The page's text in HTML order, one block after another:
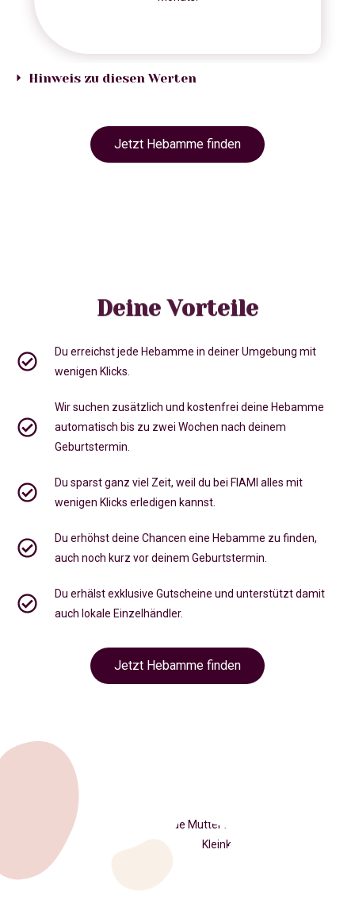
Hinweis zu diesen Werten
Jetzt Hebamme finden
Deine Vorteile
Du erreichst jede Hebamme in deiner Umgebung mit
wenigen Klicks.
Wir suchen zusätzlich und kostenfrei deine Hebamme
automatisch bis zu zwei Wochen nach deinem
Geburtstermin.
Du sparst ganz viel Zeit, weil du bei FIAMI alles mit
wenigen Klicks erledigen kannst.
Du erhöhst deine Chancen eine Hebamme zu finden,
auch noch kurz vor deinem Geburtstermin
Du erhälst exklusive Gutscheine und unterstützt damit
auch lokale Einzelhändler.
Jetzt Hebamme finden